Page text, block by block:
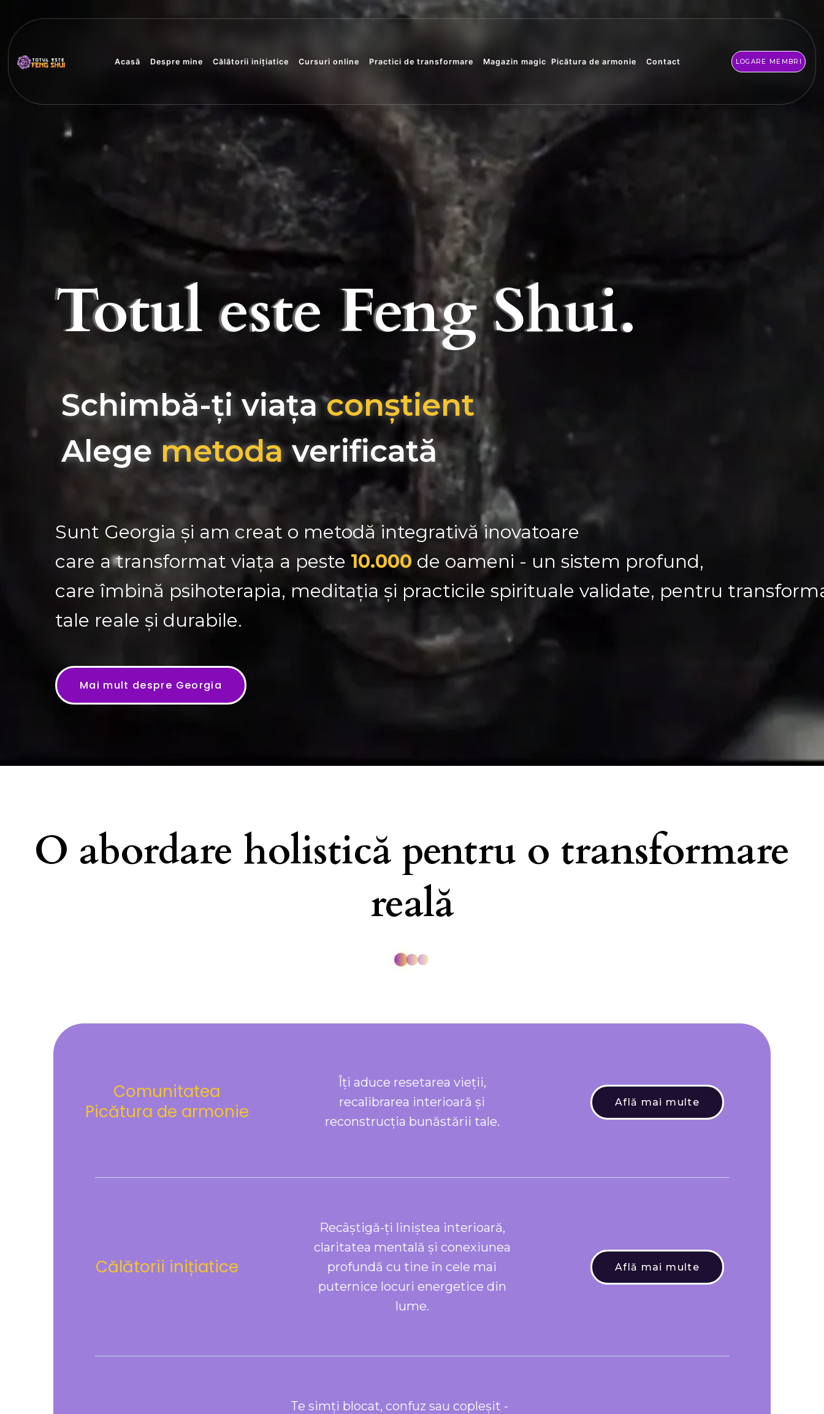
Acasă Despre mine Călătorii inițiatice Cursuri online Practici de transformare Magazin magic Picătura de armonie Contact LOGARE MEMBRI
Totul este Feng Shui.
Schimbă-ți viața conștient
Alege metoda verificată
Sunt Georgia și am creat o metodă integrativă inovatoare
care a transformat viața a peste 10.000 de oameni - un sistem profund,
care îmbină psihoterapia, meditația și practicile spirituale validate, pentru
tale reale și durabile.
Mai mult despre Georgia
O abordare holistică pentru o transformare
reală
Comunitatea
Picătura de armonie
Îți aduce resetarea vieții,
recalibrarea interioară și
reconstrucția bunăstării tale.
Află mai multe
Călătorii inițiatice
Recâștigă-ți liniștea interioară,
claritatea mentală și conexiunea
profundă cu tine în cele mai
puternice locuri energetice din
lume.
Află mai multe
Te simți blocat, confuz sau copleșit -